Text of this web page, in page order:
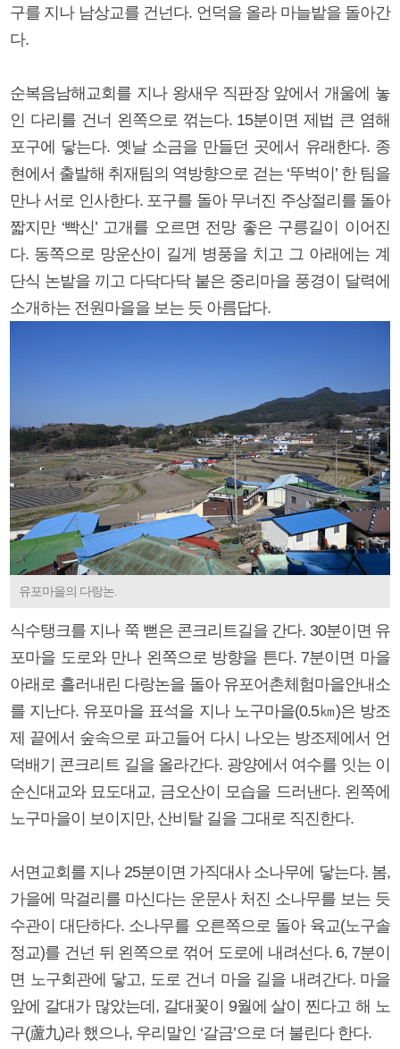
구를 지나 남상교를 건넌다. 언덕을 올라 마늘밭을 돌아간
다.
순복음남해교회를 지나 왕새우 직판장 앞에서 개울에 놓
인 다리를 건너 왼쪽으로 꺾는다. 15분이면 제법 큰 염해
포구에 닿는다. 옛날 소금을 만들던 곳에서 유래한다. 종
현에서 출발해 취재팀의 역방향으로 걷는 ‘뚜벅이’ 한 팀을
만나 서로 인사한다. 포구를 돌아 무너진 주상절리를 돌아
짧지만 ‘빡신’ 고개를 오르면 전망 좋은 구릉길이 이어진
다. 동쪽으로 망운산이 길게 병풍을 치고 그 아래에는 계
단식 논밭을 끼고 다닥다닥 붙은 중리마을 풍경이 달력에
소개하는 전원마을을 보는 듯 아름답다.
유포마을의 다랑논.
식수탱크를 지나 쭉 뻗은 콘크리트길을 간다. 30분이면 유
포마을 도로와 만나 왼쪽으로 방향을 튼다. 7분이면 마을
아래로 흘러내린 다랑논을 돌아 유포어촌체험마을안내소
를 지난다. 유포마을 표석을 지나 노구마을(0.5㎞)은 방조
제 끝에서 숲속으로 파고들어 다시 나오는 방조제에서 언
덕배기 콘크리트 길을 올라간다. 광양에서 여수를 잇는 이
순신대교와 묘도대교, 금오산이 모습을 드러낸다. 왼쪽에
노구마을이 보이지만, 산비탈 길을 그대로 직진한다.
서면교회를 지나 25분이면 가직대사 소나무에 닿는다. 봄,
가을에 막걸리를 마신다는 운문사 처진 소나무를 보는 듯
수관이 대단하다. 소나무를 오른쪽으로 돌아 육교(노구솔
정교)를 건넌 뒤 왼쪽으로 꺾어 도로에 내려선다. 6, 7분이
면 노구회관에 닿고, 도로 건너 마을 길을 내려간다. 마을
앞에 갈대가 많았는데, 갈대꽃이 9월에 살이 찐다고 해 노
구(蘆九)라 했으나, 우리말인 ‘갈금’으로 더 불린다 한다.